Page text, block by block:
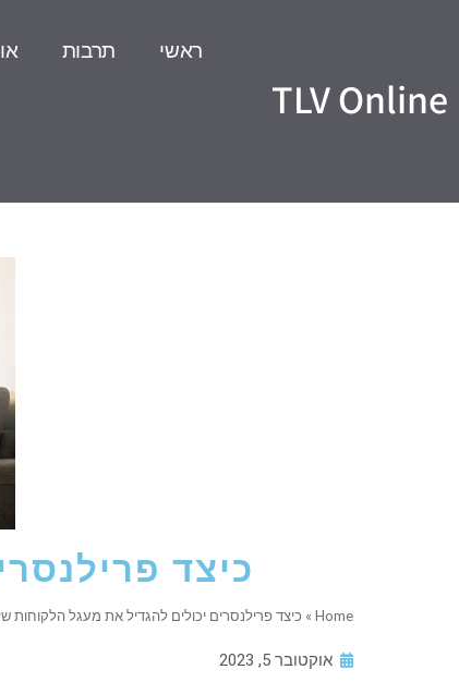
TLV Online
ראשי תרבות
כיצד
Home
» כיצד פרילנסרים יכולים להגדיל את מעגל הלקוחות
אוקטובר 5, 2023